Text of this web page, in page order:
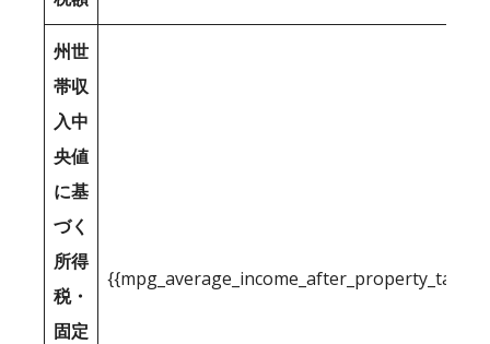
州世
帯収
入中
央値
に基
づく
所得
税・
固定